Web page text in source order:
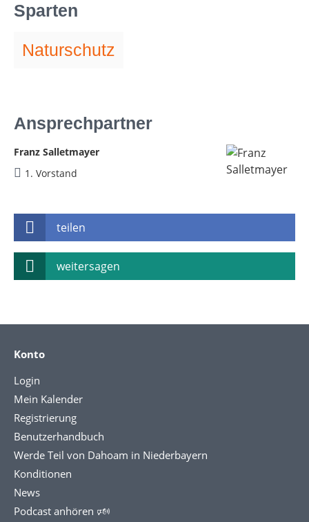
Sparten
Naturschutz
Ansprechpartner
Franz Salletmayer
1. Vorstand
teilen
weitersagen
Konto
Login
Mein Kalender
Registrierung
Benutzerhandbuch
Werde Teil von Dahoam in Niederbayern
Konditionen
News
Podcast anhören 🕬